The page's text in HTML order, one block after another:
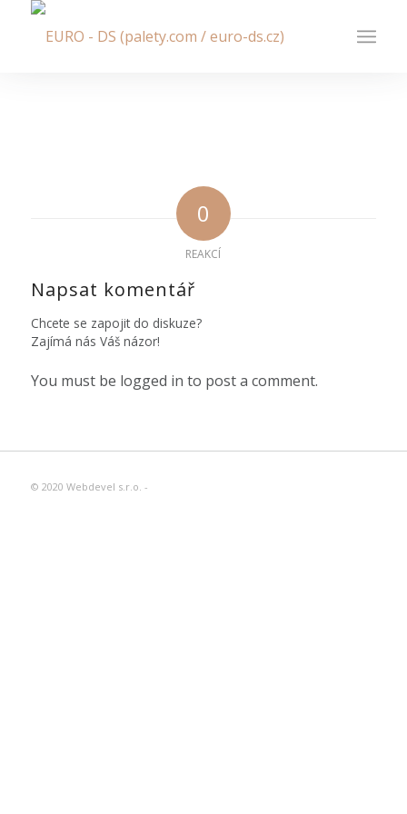
0
REAKCÍ
Napsat komentář
Chcete se zapojit do diskuze?
Zajímá nás Váš názor!
You must be logged in to post a comment.
© 2020 Webdevel s.r.o. -